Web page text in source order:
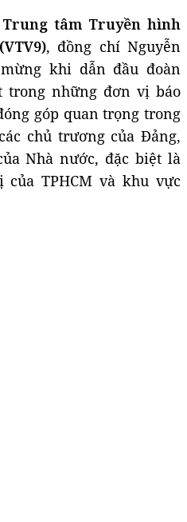
Trung tâm Truyền hình
, đồng chí Nguyễn
khi dẫn đầu đoàn
trong những đơn vị báo
góp quan trọng trong
chủ trương của Đảng,
Nhà nước, đặc biệt là
TPHCM và khu vực